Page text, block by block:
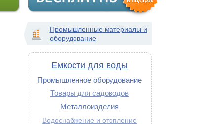
Промышленные материалы и
оборудование
Емкости для воды
Промышленное оборудование
Товары для садоводов
Металлоизделия
Водоснабжение и отопление